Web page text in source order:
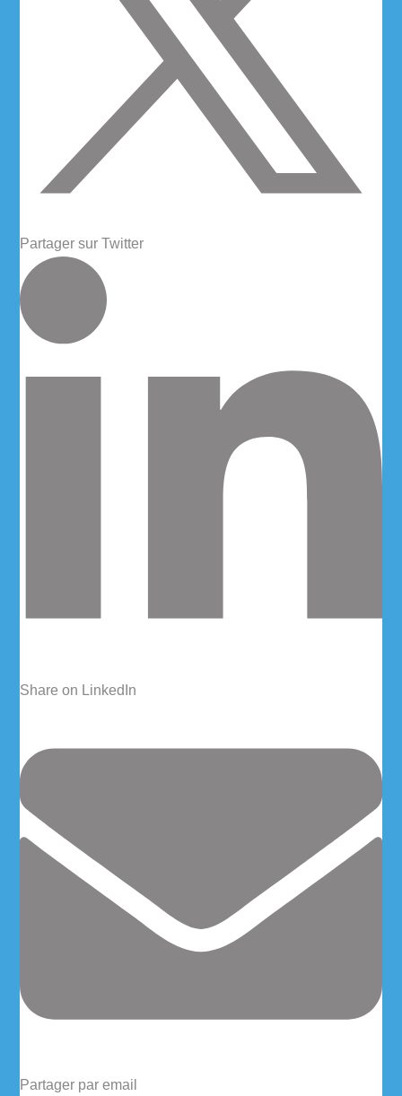
Partager sur Twitter
Share on LinkedIn
Partager par email